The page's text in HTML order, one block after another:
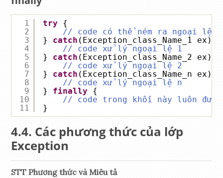
1
2
3
4
5
6
7
8
9
10
11
try
{
// code có thể ném ra ngoại lệ
} catch (Exception_class_Name_1 ex) {
// code xử lý ngoại lệ 1
} catch (Exception_class_Name_2 ex) {
// code xử lý ngoại lệ 2
} catch (Exception_class_Name_n ex) {
// code xử lý ngoại lệ n
} finally
{
// code trong khối này luôn
}
Các phương thức của lớp
Exception
STT Phương thức và Miêu tả